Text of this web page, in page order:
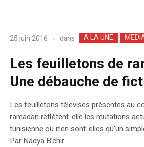
25 juin 2016 dans A LA UNE
Les feuilletons de
Une débauche de
Les feuilletons télévisés présentés au
ramadan reflètent-elle les mutations
tunisienne ou n’en sont-elles qu’un
Par Nadya B’chir